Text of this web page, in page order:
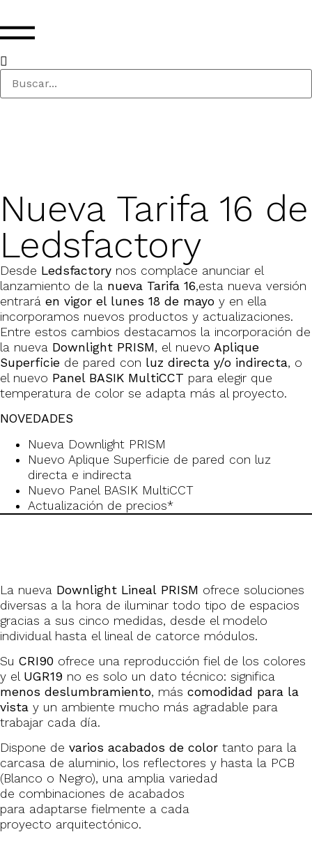
Nueva Tarifa 16 de
Ledsfactory
Desde Ledsfactory nos complace anunciar el
lanzamiento de la nueva Tarifa 16,esta nueva versión
entrará en vigor el lunes 18 de mayo y en ella
incorporamos nuevos productos y actualizaciones.
Entre estos cambios destacamos la incorporación de
la nueva Downlight PRISM, el nuevo Aplique
Superficie de pared con luz directa y/o indirecta, o
el nuevo Panel BASIK MultiCCT para elegir que
temperatura de color se adapta más al proyecto.
NOVEDADES
Nueva Downlight PRISM
Nuevo Aplique Superficie de pared con luz
directa e indirecta
Nuevo Panel BASIK MultiCCT
Actualización de precios*
La nueva Downlight Lineal PRISM ofrece soluciones
diversas a la hora de iluminar todo tipo de espacios
gracias a sus cinco medidas, desde el modelo
individual hasta el lineal de catorce módulos.
Su CRI90 ofrece una reproducción fiel de los colores
y el UGR19 no es solo un dato técnico: significa
menos deslumbramiento, más comodidad para la
vista y un ambiente mucho más agradable para
trabajar cada día.
Dispone de varios acabados de color tanto para la
carcasa de aluminio, los reflectores y hasta la PCB
(Blanco o Negro), una amplia variedad
de combinaciones de acabados
para adaptarse fielmente a cada
proyecto arquitectónico.